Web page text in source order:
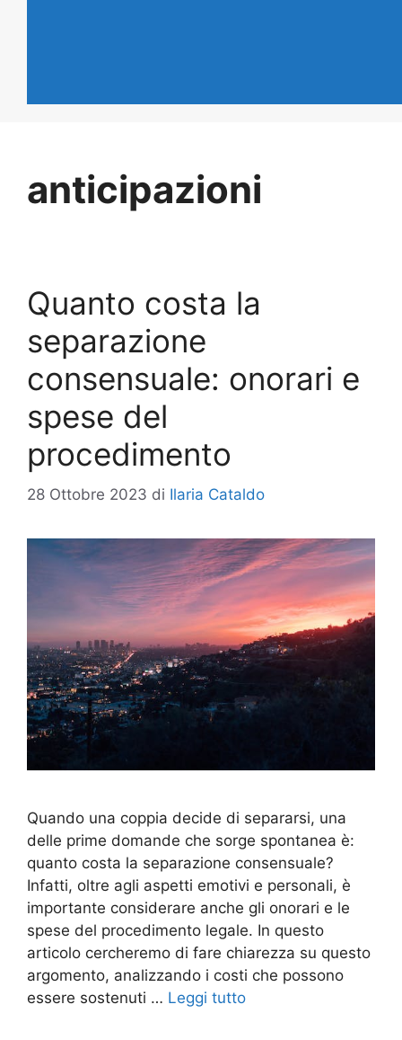
anticipazioni
Quanto costa la
separazione
consensuale: onorari e
spese del
procedimento
28 Ottobre 2023 di Ilaria Cataldo
Quando una coppia decide di separarsi, una
delle prime domande che sorge spontanea è:
quanto costa la separazione consensuale?
Infatti, oltre agli aspetti emotivi e personali, è
importante considerare anche gli onorari e le
spese del procedimento legale. In questo
articolo cercheremo di fare chiarezza su questo
argomento, analizzando i costi che possono
essere sostenuti … Leggi tutto